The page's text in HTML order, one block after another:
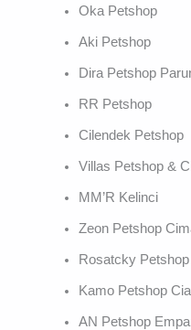
Oka Petshop
Aki Petshop
Dira Petshop
RR Petshop
Cilendek Petshop
Villas Petshop &
MM’R Kelinci
Zeon Petshop
Rosatcky
Kamo Petshop
AN Petshop